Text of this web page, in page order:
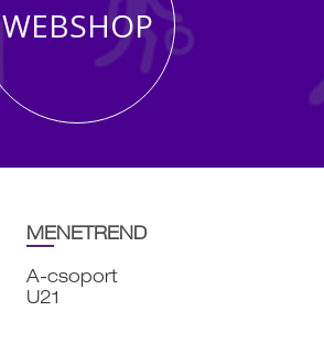
WEBSHOP
MENETREND
A-csoport
U21